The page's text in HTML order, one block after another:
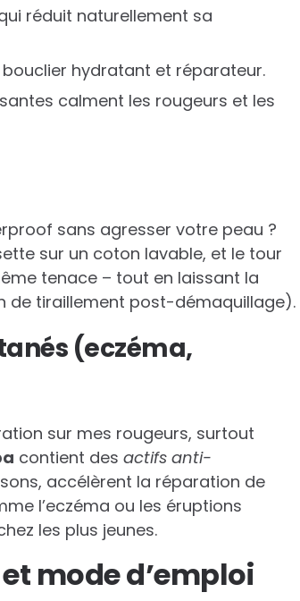
réduit naturellement sa
hydratant et réparateur.
calment les rougeurs et les
sans agresser votre peau ?
sur un coton lavable, et le tour
tenace – tout en laissant la
de tiraillement post-démaquillage).
(eczéma,
sur mes rougeurs, surtout
contient des actifs anti-
accélèrent la réparation de
l’eczéma ou les éruptions
les plus jeunes.
mode d’emploi